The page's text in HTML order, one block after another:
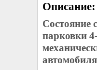
Описание:
Состояние
парковки
автомобиля